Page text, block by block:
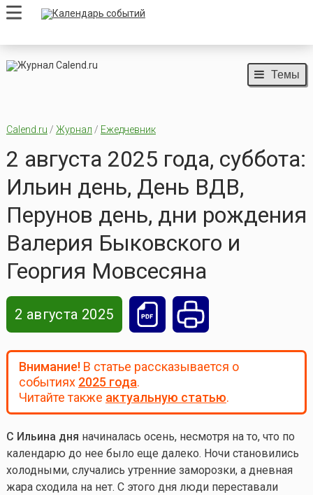
Темы
Calend.ru / Журнал / Ежедневник
2 августа 2025 года, суббота:
Ильин день, День ВДВ,
Перунов день, дни рождения
Валерия Быковского и
Георгия Мовсесяна
2 августа 2025
Внимание!В статье рассказывается о
событиях 2025 года.
Читайте также актуальную статью.
С Ильина дня начиналась осень, несмотря на то, что по
календарю до нее было еще далеко. Ночи становились
холодными, случались утренние заморозки, а дневная
жара сходила на нет. С этого дня люди переставали